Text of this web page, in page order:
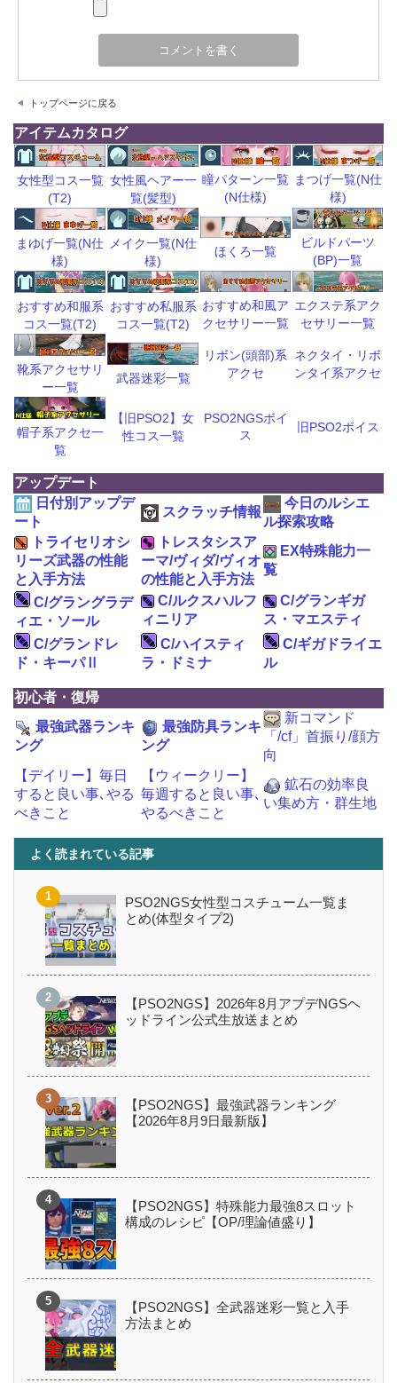
トップページに戻る
アイテムカタログ
女性型コス一覧
(T2)
女性風ヘアー一
覧(髪型)
瞳パターン一覧
(N仕様)
まつげ一覧(N仕
様)
まゆげ一覧(N仕
様)
メイク一覧(N仕
様)
ほくろ一覧
ビルドパーツ
(BP)一覧
おすすめ和服系
コス一覧(T2)
おすすめ私服系
コス一覧(T2)
おすすめ和風ア
クセサリー一覧
エクステ系アク
セサリー一覧
靴系アクセサリ
ー一覧
武器迷彩一覧
リボン(頭部)系
アクセ
ネクタイ・リボ
ンタイ系アクセ
帽子系アクセ一
覧
【旧PSO2】女
性コス一覧
PSO2NGSボイ
ス
旧PSO2ボイス
アップデート
日付別アップデ
ート
スクラッチ情報
今日のルシエ
ル探索攻略
トライセリオシ
リーズ武器の性能
と入手方法
トレスタシスア
ーマ/ヴィダ/ヴィオ
の性能と入手方法
EX特殊能力一
覧
C/グラングラデ
ィエ・ソール
C/ルクスハルフ
ィニリア
C/グランギガ
ス・マエスティ
C/グランドレ
ド・キーパⅡ
C/ハイスティ
ラ・ドミナ
C/ギガドライエ
ル
初心者・復帰
最強武器ランキ
ング
最強防具ランキ
ング
新コマンド
「/cf」首振り/顔方
向
【デイリー】毎日
すると良い事､やる
べきこと
【ウィークリー】
毎週すると良い事､
やるべきこと
鉱石の効率良
い集め方・群生地
よく読まれている記事
PSO2NGS女性型コスチューム一覧ま
とめ(体型タイプ2)
【PSO2NGS】2026年8月アプデNGSヘ
ッドライン公式生放送まとめ
【PSO2NGS】最強武器ランキング
【2026年8月9日最新版】
【PSO2NGS】特殊能力最強8スロット
構成のレシピ【OP/理論値盛り】
【PSO2NGS】全武器迷彩一覧と入手
方法まとめ